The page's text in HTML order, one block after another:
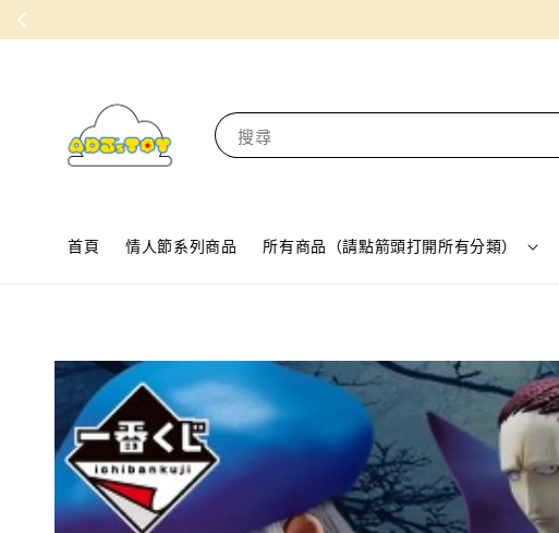
搜尋
首頁 情人節系列商品 所有商品（請點箭頭打開所有分類）